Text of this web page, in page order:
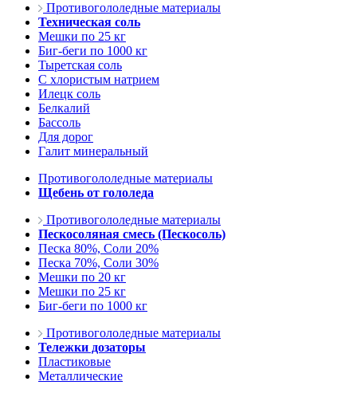
Противогололедные материалы
Техническая соль
Мешки по 25 кг
Биг-беги по 1000 кг
Тыретская соль
С хлористым натрием
Илецк соль
Белкалий
Бассоль
Для дорог
Галит минеральный
Противогололедные материалы
Щебень от гололеда
Противогололедные материалы
Пескосоляная смесь (Пескосоль)
Песка 80%, Соли 20%
Песка 70%, Соли 30%
Мешки по 20 кг
Мешки по 25 кг
Биг-беги по 1000 кг
Противогололедные материалы
Тележки дозаторы
Пластиковые
Металлические